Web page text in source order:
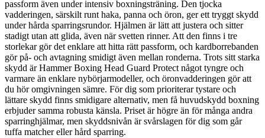
passform även under intensiv boxningsträning. Den tjocka
vadderingen, särskilt runt haka, panna och öron, ger ett tryggt skydd
under hårda sparringsrundor. Hjälmen är lätt att justera och sitter
stadigt utan att glida, även när svetten rinner. Att den finns i tre
storlekar gör det enklare att hitta rätt passform, och kardborrebanden
gör på- och avtagning smidigt även mellan ronderna. Trots sitt starka
skydd är Hammer Boxing Head Guard Protect något tyngre och
varmare än enklare nybörjarmodeller, och öronvadderingen gör att
du hör omgivningen sämre. För dig som prioriterar tystare och
lättare skydd finns smidigare alternativ, men få huvudskydd boxning
erbjuder samma robusta känsla. Priset är högre än för många andra
sparringhjälmar, men skyddsnivån är svårslagen för dig som går
tuffa matcher eller hård sparring.